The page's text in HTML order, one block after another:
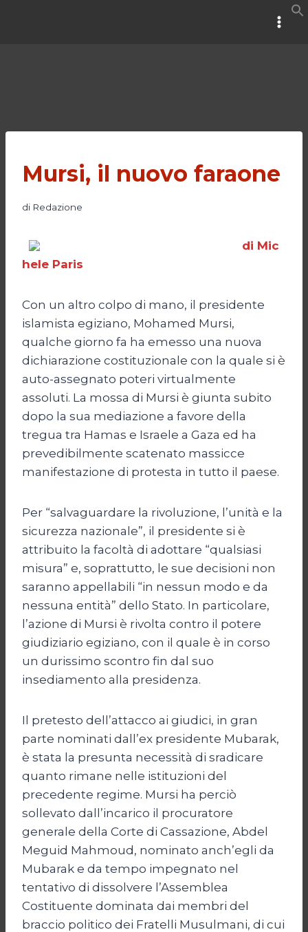
Mursi, il nuovo faraone
di Redazione
di Mic
hele Paris
Con un altro colpo di mano, il presidente
islamista egiziano, Mohamed Mursi,
qualche giorno fa ha emesso una nuova
dichiarazione costituzionale con la quale si è
auto-assegnato poteri virtualmente
assoluti. La mossa di Mursi è giunta subito
dopo la sua mediazione a favore della
tregua tra Hamas e Israele a Gaza ed ha
prevedibilmente scatenato massicce
manifestazione di protesta in tutto il paese.
Per “salvaguardare la rivoluzione, l’unità e la
sicurezza nazionale”, il presidente si è
attribuito la facoltà di adottare “qualsiasi
misura” e, soprattutto, le sue decisioni non
saranno appellabili “in nessun modo e da
nessuna entità” dello Stato. In particolare,
l’azione di Mursi è rivolta contro il potere
giudiziario egiziano, con il quale è in corso
un durissimo scontro fin dal suo
insediamento alla presidenza.
Il pretesto dell’attacco ai giudici, in gran
parte nominati dall’ex presidente Mubarak,
è stata la presunta necessità di sradicare
quanto rimane nelle istituzioni del
precedente regime. Mursi ha perciò
sollevato dall’incarico il procuratore
generale della Corte di Cassazione, Abdel
Meguid Mahmoud, nominato anch’egli da
Mubarak e da tempo impegnato nel
tentativo di dissolvere l’Assemblea
Costituente dominata dai membri del
braccio politico dei Fratelli Musulmani, di cui